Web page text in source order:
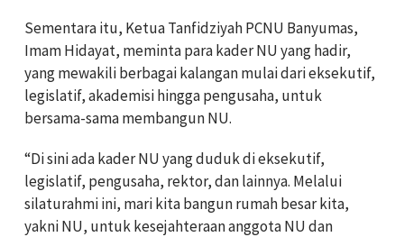
Sementara itu, Ketua Tanfidziyah PCNU Banyumas,
Imam Hidayat, meminta para kader NU yang hadir,
yang mewakili berbagai kalangan mulai dari eksekutif,
legislatif, akademisi hingga pengusaha, untuk
bersama-sama membangun NU.
“Di sini ada kader NU yang duduk di eksekutif,
legislatif, pengusaha, rektor, dan lainnya. Melalui
silaturahmi ini, mari kita bangun rumah besar kita,
yakni NU, untuk kesejahteraan anggota NU dan